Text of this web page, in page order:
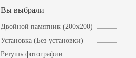
Вы выбрали
Двойной памятник (200х200)
Установка (Без установки)
Ретушь фотографии